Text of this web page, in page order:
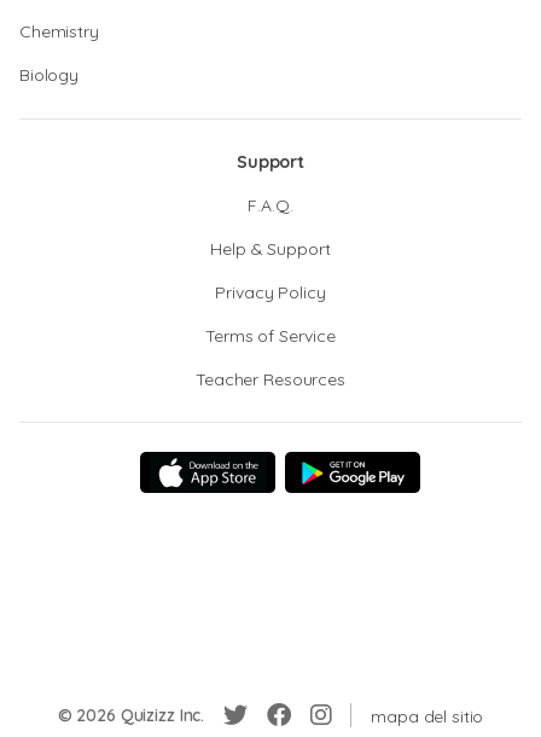
Chemistry
Biology
Support
F.A.Q.
Help & Support
Privacy Policy
Terms of Service
Teacher Resources
© 2026 Quizizz Inc. mapa del sitio